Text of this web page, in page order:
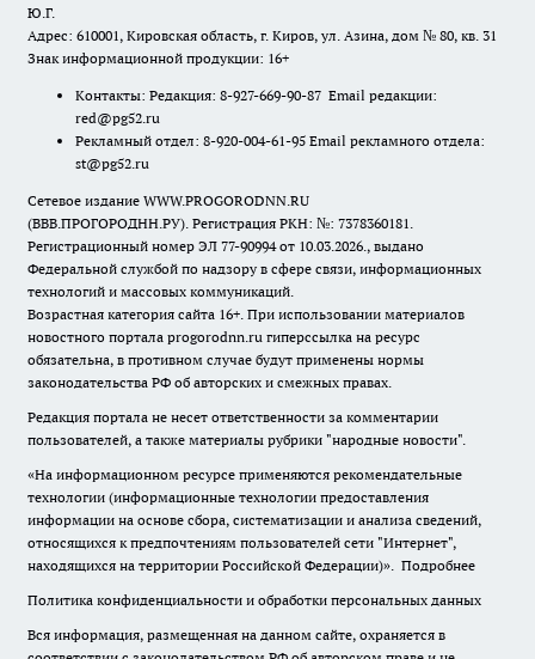
Ю.Г.
Адрес: 610001, Кировская область, г. Киров, ул. Азина, дом № 80, кв. 31
Знак информационной продукции: 16+
Контакты: Редакция: 8-927-669-90-87 Email редакции:
red@pg52.ru
Рекламный отдел: 8-920-004-61-95 Email рекламного отдела:
st@pg52.ru
Сетевое издание WWW.PROGORODNN.RU
(ВВВ.ПРОГОРОДНН.РУ). Регистрация РКН: №: 7378360181.
Регистрационный номер ЭЛ 77-90994 от 10.03.2026., выдано
Федеральной службой по надзору в сфере связи, информационных
технологий и массовых коммуникаций.
Возрастная категория сайта 16+. При использовании материалов
новостного портала progorodnn.ru гиперссылка на ресурс
обязательна, в противном случае будут применены нормы
законодательства РФ об авторских и смежных правах.
Редакция портала не несет ответственности за комментарии
пользователей, а также материалы рубрики "народные новости".
«На информационном ресурсе применяются рекомендательные
технологии (информационные технологии предоставления
информации на основе сбора, систематизации и анализа сведений,
относящихся к предпочтениям пользователей сети "Интернет",
находящихся на территории Российской Федерации)». Подробнее
Политика конфиденциальности и обработки персональных данных
Вся информация, размещенная на данном сайте, охраняется в